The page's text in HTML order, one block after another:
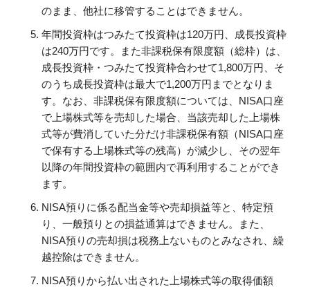
のまま、他社に移管することはできません。
年間投資枠はつみたて投資枠は120万円、成長投資枠
は240万円です。また非課税保有限度額（総枠）は、
成長投資枠・つみたて投資枠合わせて1,800万円、そ
のうち成長投資枠は最大で1,200万円までとなりま
す。なお、非課税保有限度額については、NISA口座
で上場株式等を売却した場合、当該売却した上場株
式等が費消していた分だけ非課税保有額（NISA口座
で保有する上場株式等の残高）が減少し、その翌年
以降の年間投資枠の範囲内で再利用することができ
ます。
NISA預りに係る配当金等や売却損益等と、特定預
り、一般預りとの損益通算はできません。また、
NISA預りの売却損は税務上ないものとみなされ、繰
越控除はできません。
NISA預りから払い出された上場株式等の取得価額